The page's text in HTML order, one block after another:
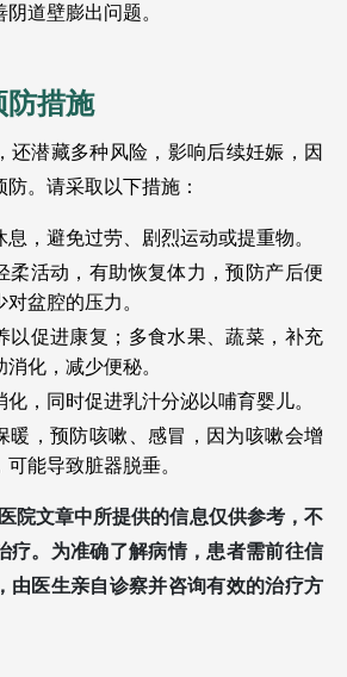
道壁膨出问题。
防措施
还潜藏多种风险，影响后续妊娠，因
。请采取以下措施：
息，避免过劳、剧烈运动或提重物。
柔活动，有助恢复体力，预防产后便
盆腔的压力。
以促进康复；多食水果、蔬菜，补充
化，减少便秘。
化，同时促进乳汁分泌以哺育婴儿。
暖，预防咳嗽、感冒，因为咳嗽会增
能导致脏器脱垂。
院文章中所提供的信息仅供参考，不
疗。为准确了解病情，患者需前往信
由医生亲自诊察并咨询有效的治疗方